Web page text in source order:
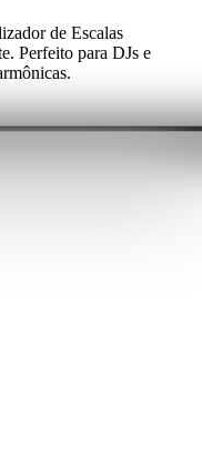
de Escalas
Perfeito para DJs e